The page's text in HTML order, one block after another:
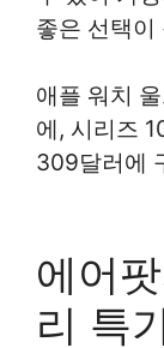
좋은 선택이
애플 워치
에, 시리즈
309달러에
에어
리 특